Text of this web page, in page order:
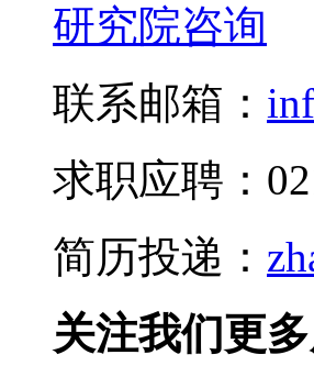
研究院咨询
联系邮箱：
求职应聘：
简历投递：
关注我们更